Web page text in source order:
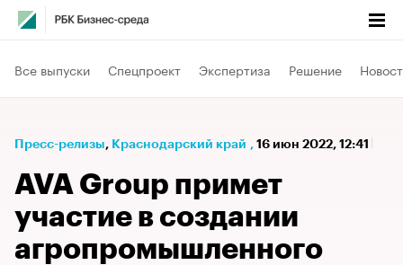
Все выпуски Спецпроект Экспертиза Решение
Пресс-релизы⁠, Краснодарский край , 16 июн 2022, 12:41
AVA Group примет
участие в создании
агропромышленного